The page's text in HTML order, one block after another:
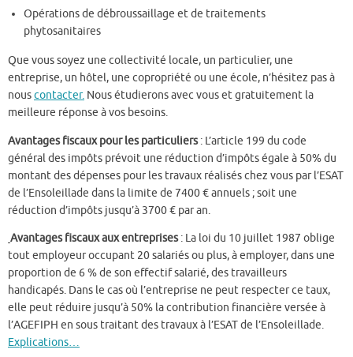
Opérations de débroussaillage et de traitements
phytosanitaires
Que vous soyez une collectivité locale, un particulier, une
entreprise, un hôtel, une copropriété ou une école, n’hésitez pas à
nouscontacter. Nous étudierons avec vous et gratuitement la
meilleure réponse à vos besoins.
Avantages fiscaux pour les particuliers: L’article 199 du code
général des impôts prévoit une réduction d’impôts égale à 50% du
montant des dépenses pour les travaux réalisés chez vous par l’ESAT
de l’Ensoleillade dans la limite de 7400 € annuels ; soit une
réduction d’impôts jusqu’à 3700 € par an.
Avantages fiscaux aux entreprises: La loi du 10 juillet 1987 oblige
tout employeur occupant 20 salariés ou plus, à employer, dans une
proportion de 6 % de son effectif salarié, des travailleurs
handicapés. Dans le cas où l’entreprise ne peut respecter ce taux,
elle peut réduire jusqu’à 50% la contribution financière versée à
l’AGEFIPH en sous traitant des travaux à l’ESAT de l’Ensoleillade.
Explications…